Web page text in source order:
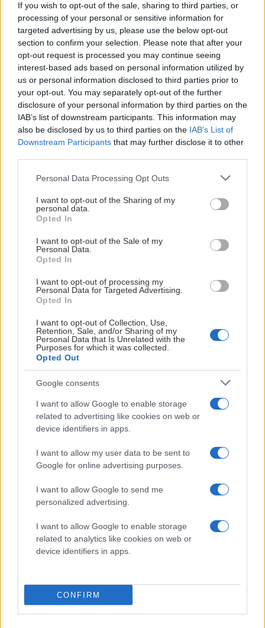
If you wish to opt-out of the sale, sharing to third parties, or
processing of your personal or sensitive information for
targeted advertising by us, please use the below opt-out
section to confirm your selection. Please note that after your
opt-out request is processed you may continue seeing
interest-based ads based on personal information utilized by
us or personal information disclosed to third parties prior to
your opt-out. You may separately opt-out of the further
disclosure of your personal information by third parties on the
IAB’s list of downstream participants. This information may
also be disclosed by us to third parties on the IAB’s List of
Downstream Participants that may further disclose it to other
Please note that this website/app uses one or more Google
not limited to your visit or usage behaviour. You may click to
grant or deny consent to Google and its third-party tags to
use your data for below specified purposes in below Google
consent section.
Personal Data Processing Opt Outs
I want to opt-out of the Sharing of my
personal data.
Opted In
I want to opt-out of the Sale of my
Personal Data.
Opted In
I want to opt-out of processing my
Personal Data for Targeted Advertising.
Opted In
I want to opt-out of Collection, Use,
Retention, Sale, and/or Sharing of my
Personal Data that Is Unrelated with the
Purposes for which it was collected.
Opted Out
Google consents
I want to allow Google to enable storage
related to advertising like cookies on web or
device identifiers in apps.
I want to allow my user data to be sent to
Google for online advertising purposes.
I want to allow Google to send me
personalized advertising.
I want to allow Google to enable storage
related to analytics like cookies on web or
device identifiers in apps.
CONFIRM
afton genom att spela jämt målmässigt med gästande
Leksand. Det fanns många sekvenser i spelet som
spelare och tränare kan ta med sig från denna första
match. Att dra några större växlar utifrån denna första
match bör dock undvikas men intet förbjudet att
känna viss glädje över laginsatsen. Ett stort tack även
till Leksands alla supportar som bidrog till den härliga
stämning som rådde under denna tidiga
försäsongsmatch.
VIK–Leksand 3 – 4 (1–1, 1–0, 1–2, 0–0, 0–1) efter straffar
(09.12) Melker Bertals (Tim Friberg)
(05.23) Joshua Passolt (August Lissel, Tyler
(26.18) Viktor Pennerborn, (Carl Jakobsson, Theo
Keilin)
(37.13) Pax Kleffner
(47.10) Nathan Staios, (Carter Berger, Adam
Andersson)
3-3 (53.58) Emil Ekholm.
Förlängningen: Inget mål föll
Avgörande straff: 3 – 4 Tyler Kelleher